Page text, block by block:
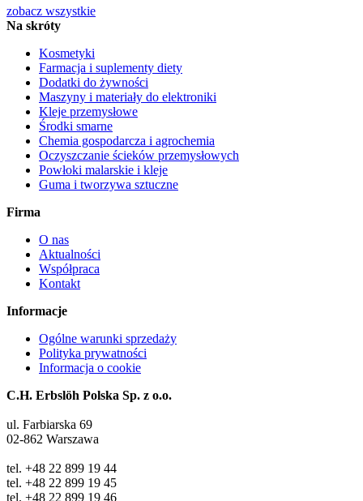
zobacz wszystkie
Na skróty
Kosmetyki
Farmacja i suplementy diety
Dodatki do żywności
Maszyny i materiały do elektroniki
Kleje przemysłowe
Środki smarne
Chemia gospodarcza i agrochemia
Oczyszczanie ścieków przemysłowych
Powłoki malarskie i kleje
Guma i tworzywa sztuczne
Firma
O nas
Aktualności
Współpraca
Kontakt
Informacje
Ogólne warunki sprzedaży
Polityka prywatności
Informacja o cookie
C.H. Erbslöh Polska Sp. z o.o.
ul. Farbiarska 69
02-862 Warszawa
tel. +48 22 899 19 44
tel. +48 22 899 19 45
tel. +48 22 899 19 46